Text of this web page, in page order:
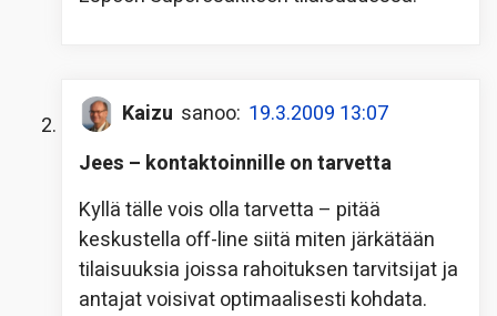
Kaizu sanoo: 19.3.2009 13:07
Jees – kontaktoinnille on tarvetta
Kyllä tälle vois olla tarvetta – pitää
keskustella off-line siitä miten järkätään
tilaisuuksia joissa rahoituksen tarvitsijat ja
antajat voisivat optimaalisesti kohdata.